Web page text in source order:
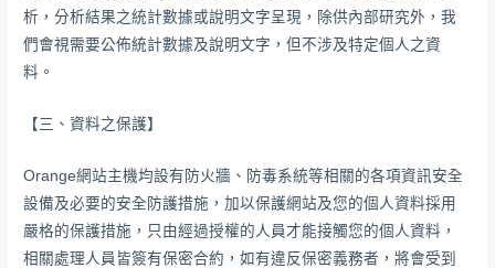
析，分析結果之統計數據或說明文字呈現，除供內部研究外，我
們會視需要公佈統計數據及說明文字，但不涉及特定個人之資
料。
【三、資料之保護】
Orange網站主機均設有防火牆、防毒系統等相關的各項資訊安全
設備及必要的安全防護措施，加以保護網站及您的個人資料採用
嚴格的保護措施，只由經過授權的人員才能接觸您的個人資料，
相關處理人員皆簽有保密合約，如有違反保密義務者，將會受到